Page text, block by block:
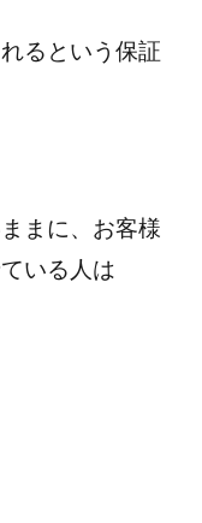
るという保証
まに、お客様
いる人は